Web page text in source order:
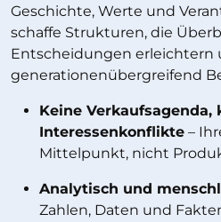
Geschichte, Werte und
schaffe Strukturen, die
Entscheidungen erleichtern
generationenübergreifend
Keine Verkaufsagenda,
Interessenkonflikte –
Mittelpunkt, nicht
Analytisch und
Zahlen, Daten und